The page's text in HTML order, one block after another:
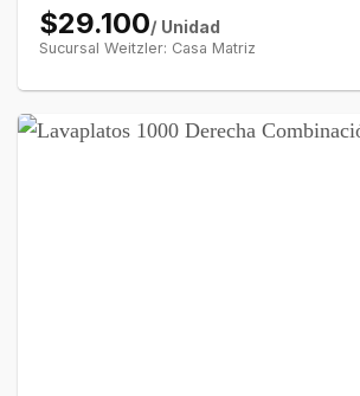
$29.100/ Unidad
Sucursal Weitzler: Casa Matriz